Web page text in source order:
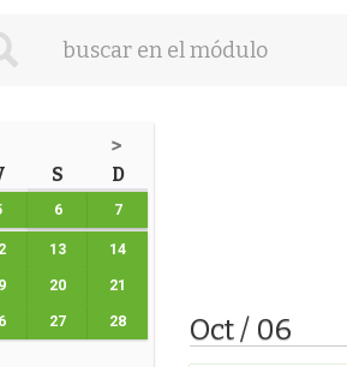
>
S D
6 7
13 14
20 21
27 28 Oct / 06